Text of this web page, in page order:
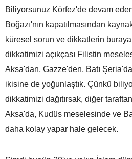
Biliyorsunuz Körfez'de devam
Boğazı'nın kapatılmasından
küresel sorun ve dikkatlerin
dikkatimizi açıkçası Filistin
Aksa'dan, Gazze'den, Batı
ikisine de yoğunlaştık. Çünkü
dikkatimizi dağıtırsak, diğer
Aksa'da, Kudüs meselesinde ve
daha kolay yapar hale gelecek.